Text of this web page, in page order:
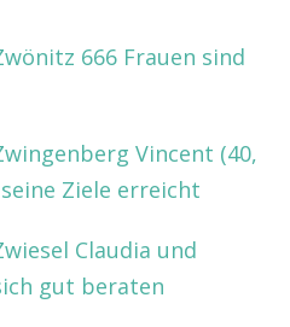
666 Frauen sind
Vincent (40,
Ziele erreicht
Claudia und
gut beraten